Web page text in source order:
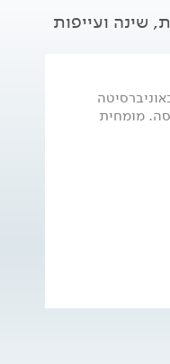
שינה ועייפות
מומחית